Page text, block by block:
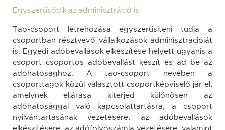
Egyszerűsödik az adminisztráció is
Tao-csoport létrehozása egyszerűsíteni tudja a
csoportban résztvevő vállalkozások adminisztrációját
is. Egyedi adóbevallások elkészítése helyett ugyanis a
csoport csoportos adóbevallást készít és ad be az
adóhatósághoz. A tao-csoport nevében a
csoporttagok közül választott csoportképviselő jár el,
amelynek eljárása kiterjed különösen az
adóhatósággal való kapcsolattartásra, a csoport
nyilvántartásának vezetésére, az adóbevallások